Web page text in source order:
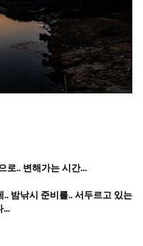
로.. 변해가는 시간...
밤낚시 준비를.. 서두르고 있는
...